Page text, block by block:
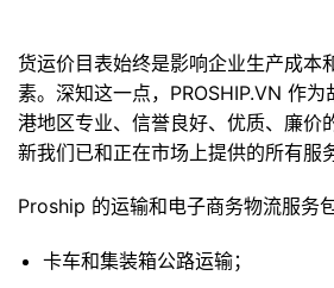
货运价目表始终是影响企业生产成本
素。深知这一点，PROSHIP.VN 作
港地区专业、信誉良好、优质、廉价
新我们已和正在市场上提供的所有服
Proship 的运输和电子商务物流服务包
卡车和集装箱公路运输；